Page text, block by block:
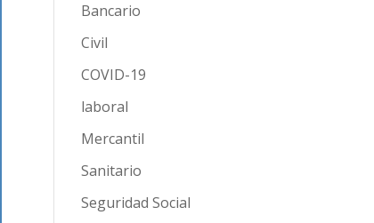
Bancario
Civil
COVID-19
laboral
Mercantil
Sanitario
Seguridad Social